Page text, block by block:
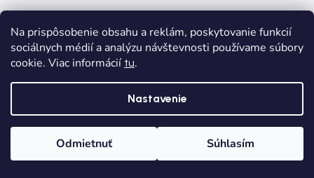
Na prispôsobenie obsahu a reklám, poskytovanie funkcií
sociálnych médií a analýzu návštevnosti používame súbory
cookie. Viac informácií tu.
Nastavenie
Odmietnuť Súhlasím
Sledovať na Instagrame